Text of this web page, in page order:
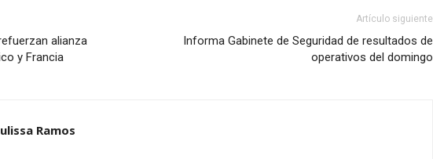
alianza
y Francia
Artículo siguiente
Informa Gabinete de Seguridad de resultados de
operativos del domingo
Ramos